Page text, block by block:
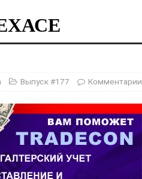
2025 ]
2025 ]
Выпуск #177 Комментарии